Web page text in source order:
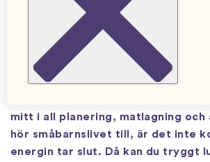
Sponsrat av Alex & Phil
Från ungefär sex månaders ålder
kapitel i bebisresan – det är nu det
börja äta mat! Som förälder kan
mitt i all planering, matlagning och
hör småbarnslivet till, är det inte
energin tar slut. Då kan du tryggt